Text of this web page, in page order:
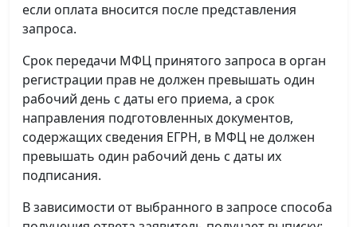
если оплата вносится после представления
запроса.
Срок передачи МФЦ принятого запроса в орган
регистрации прав не должен превышать один
рабочий день с даты его приема, а срок
направления подготовленных документов,
содержащих сведения ЕГРН, в МФЦ не должен
превышать один рабочий день с даты их
подписания.
В зависимости от выбранного в запросе способа